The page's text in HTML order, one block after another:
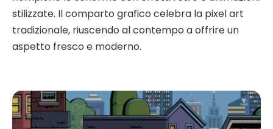
stilizzate. Il comparto grafico celebra la pixel art
tradizionale, riuscendo al contempo a offrire un
aspetto fresco e moderno.